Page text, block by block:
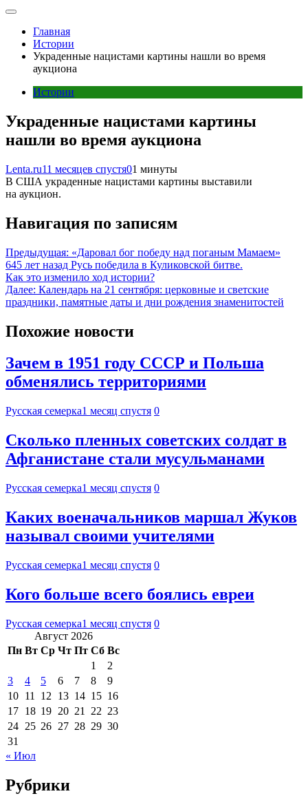
Главная
Истории
Украденные нацистами картины нашли во время
аукциона
Истории
Украденные нацистами картины
нашли во время аукциона
Lenta.ru11 месяцев спустя01 минуты
В США украденные нацистами картины выставили
на аукцион.
Навигация по записям
Предыдущая: «Даровал бог победу над поганым Мамаем»
645 лет назад Русь победила в Куликовской битве.
Как это изменило ход истории?
Далее: Календарь на 21 сентября: церковные и светские
праздники, памятные даты и дни рождения знаменитостей
Похожие новости
Зачем в 1951 году СССР и Польша
обменялись территориями
Русская семерка1 месяц спустя 0
Сколько пленных советских солдат в
Афганистане стали мусульманами
Русская семерка1 месяц спустя 0
Каких военачальников маршал Жуков
называл своими учителями
Русская семерка1 месяц спустя 0
Кого больше всего боялись евреи
Русская семерка1 месяц спустя 0
Август 2026
Пн Вт Ср Чт Пт Сб Вс
1
2
3
4 5 6 7 8
9
10 11 12 13 14 15 16
17 18 19 20 21 22 23
24 25 26 27 28 29 30
31
« Июл
Рубрики